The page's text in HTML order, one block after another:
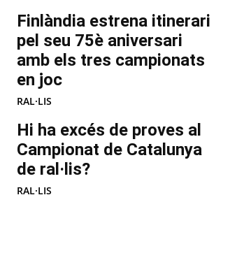
Finlàndia estrena itinerari
pel seu 75è aniversari
amb els tres campionats
en joc
RAL·LIS
Hi ha excés de proves al
Campionat de Catalunya
de ral·lis?
RAL·LIS